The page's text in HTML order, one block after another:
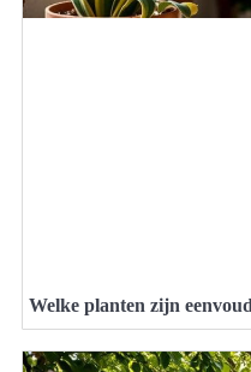
Welke planten zijn